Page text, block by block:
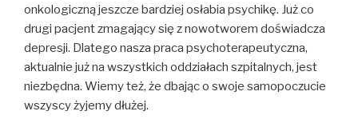
onkologiczną jeszcze bardziej osłabia psychikę. Już co
drugi pacjent zmagający się z nowotworem doświadcza
depresji. Dlatego nasza praca psychoterapeutyczna,
aktualnie już na wszystkich oddziałach szpitalnych, jest
niezbędna. Wiemy też, że dbając o swoje samopoczucie
wszyscy żyjemy dłużej.